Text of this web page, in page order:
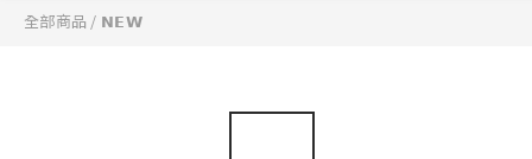
全部商品 / 𝗡𝗘𝗪